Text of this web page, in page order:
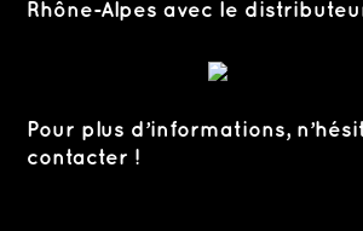
Rhône-Alpes avec le
Pour plus d’informations,
contacter !